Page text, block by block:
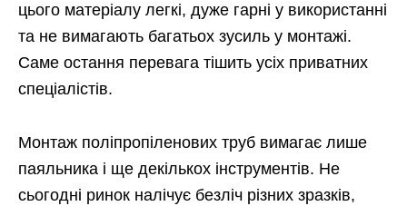
цього матеріалу легкі, дуже гарні у використанні
та не вимагають багатьох зусиль у монтажі.
Саме остання перевага тішить усіх приватних
спеціалістів.
Монтаж поліпропіленових труб вимагає лише
паяльника і ще декількох інструментів. Не
сьогодні ринок налічує безліч різних зразків,